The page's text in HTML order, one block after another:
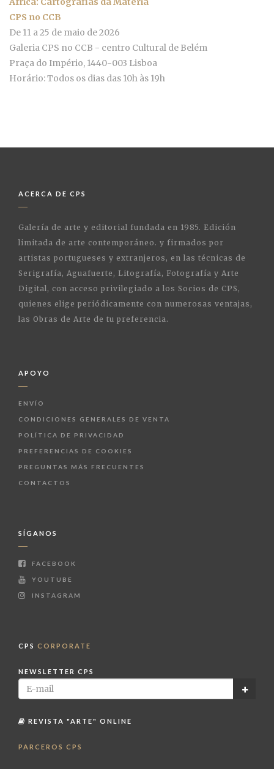
CPS no CCB
De 11 a 25 de maio de 2026
Galeria CPS no CCB - centro Cultural de Belém
Praça do Império, 1440-003 Lisboa
Horário: Todos os dias das 10h às 19h
ACERCA DE CPS
Galería de arte y editorial fundada en 1985. Edición
limitada de arte contemporáneo. y firmados por
artistas portugueses y extranjeros, en las técnicas de
Serigrafía, Aguafuerte, Litografía, Fotografía y Arte
Digital, con acceso privilegiado a los Socios de CPS,
quienes elige periódicamente con numerosas ventajas,
las Obras de Arte de tu preferencia.
APOYO
ENVÍO
CONDICIONES GENERALES DE VENTA
POLÍTICA DE PRIVACIDAD
PREFERENCIAS DE COOKIES
PREGUNTAS MÁS FRECUENTES
CONTACTOS
SÍGANOS
FACEBOOK
YOUTUBE
INSTAGRAM
CPS CORPORATE
NEWSLETTER CPS
REVISTA "ARTE" ONLINE
PARCEROS CPS